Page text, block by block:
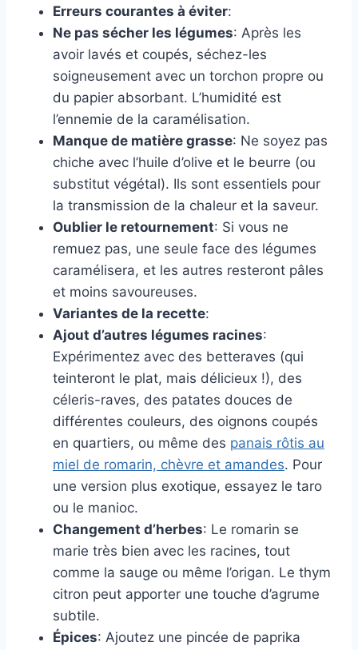
Erreurs courantes à éviter:
Ne pas sécher les légumes: Après les
avoir lavés et coupés, séchez-les
soigneusement avec un torchon propre ou
du papier absorbant. L’humidité est
l’ennemie de la caramélisation.
Manque de matière grasse: Ne soyez pas
chiche avec l’huile d’olive et le beurre (ou
substitut végétal). Ils sont essentiels pour
la transmission de la chaleur et la saveur.
Oublier le retournement: Si vous ne
remuez pas, une seule face des légumes
caramélisera, et les autres resteront pâles
et moins savoureuses.
Variantes de la recette:
Ajout d’autres légumes racines:
Expérimentez avec des betteraves (qui
teinteront le plat, mais délicieux !), des
céleris-raves, des patates douces de
différentes couleurs, des oignons coupés
en quartiers, ou même des panais rôtis au
miel de romarin, chèvre et amandes. Pour
une version plus exotique, essayez le taro
ou le manioc.
Changement d’herbes: Le romarin se
marie très bien avec les racines, tout
comme la sauge ou même l’origan. Le thym
citron peut apporter une touche d’agrume
subtile.
Épices: Ajoutez une pincée de paprika